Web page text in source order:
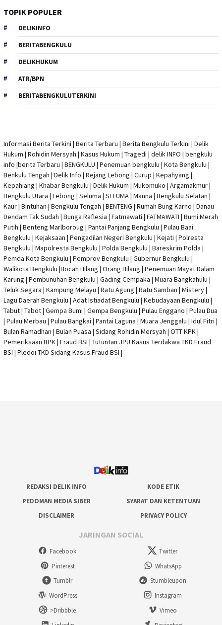
TOPIK POPULER
DELIKINFO
BERITABENGKULU
DELIKHUKUM
ATR/BPN
BERITABENGKULUTERKINI
Informasi Berita Terkini | Berita Terbaru | Berita Bengkulu Terkini | Delik
Hukum | Rohidin Mersyah | Kasus Hukum | Tragedi | delik INFO | bengkulu
info |berita Terbaru | BENGKULU | Penemuan bengkulu | Kota Bengkulu |
Benkulu Tengah | Delik Info | Rejang Lebong | Curup | Kepahyang |
Kepahiang | Khabar Bengkulu | Delik Hukum | Mukomuko | Argamakmur |
Bengkulu Utara | Lebong | Seluma | SELUMA | Manna | Bengkulu Selatan |
Kaur | Bintuhan | Bengkulu Tengah | BENTENG | Rumah Bung Karno | Danau
Dendam Tak Sudah | Bunga Raflesia | Fatmawati | FATMAWATI | Bumi Merah
Putih | Benteng Marlboroug | Pantai Panjang Bengkulu | Pulau Baai
Bengkulu | Kejaksaan | Pengadilan Negeri Bengkulu | Kejati | Polresta
Bengkulu | Mapolresta Bengkulu | Polda Bengkulu | Bareskrim Polda |
Pemda Kota Bengkulu | Pemprov Bengkulu | Gubernur Bengkulu |
Walikota Bengkulu |Bocah Hilang | Orang Hilang | Penemuan Mayat Dalam
Karung | Pembunuhan Bengkulu | Gading Cempaka | Muara Bangkahulu |
Teluk Segara | Kampung Melayu | Ratu Agung | Ratu Samban | Mistery |
Lagu Daerah Bengkulu | Adat Istiadat Bengkulu | Kebudayaan Bengkulu |
Tabut | Tabot | Gempa Bumi | Gempa Bengkulu | Pulau Enggano | Pulau Dua
| Pulau Merbau | Pulau Bangkai | Pantai Laguna | Muara Jenggalu | Idul Fitri |
Bulan Ramadhan | Bulan Puasa | Sidang Rohidin Mersyah | OTT KPK|
Pemeriksaan BPK | Fraud BSI | Tutuntan JPU Kasus Terdakwa TKD Fraud
BSI | Pledoi TKD Sidang Kasus Fraud BSI |
REDAKSI DELIK INFO
KODE ETIK
PEDOMAN MEDIA SIBER
SYARAT DAN KETENTUAN
DISCLAIMER
PRIVACY POLICY
JARINGAN SOCIAL
Facebook
Twitter
Pinterest
WhatsApp
Tumblr
Stumbleupon
WordPress
Instagram
>Dribbble
Vimeo